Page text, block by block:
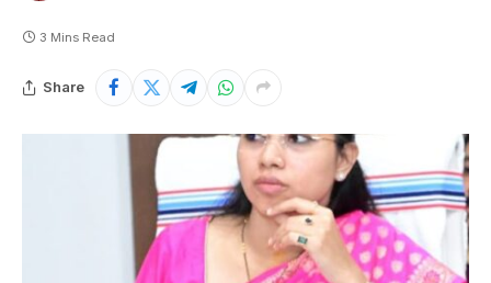
3 Mins Read
Share